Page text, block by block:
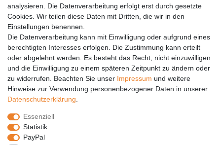
Vertrag widerrufen
PARTNER
DHL
GLS
PaketPLUS
SPONSORING
Malchower SV 90
Malchower Wölfe
analysieren. Die Datenverarbeitung erfolgt erst durch gesetzte
Cookies. Wir teilen diese Daten mit Dritten, die wir in den
Einstellungen benennen.
Die Datenverarbeitung kann mit Einwilligung oder aufgrund eines
berechtigten Interesses erfolgen. Die Zustimmung kann erteilt
oder abgelehnt werden. Es besteht das Recht, nicht einzuwilligen
und die Einwilligung zu einem späteren Zeitpunkt zu ändern oder
zu widerrufen. Beachten Sie unser Impressum und weitere
Hinweise zur Verwendung personenbezogener Daten in unserer
Daten­schutz­erklärung
Essenziell
Statistik
PayPal